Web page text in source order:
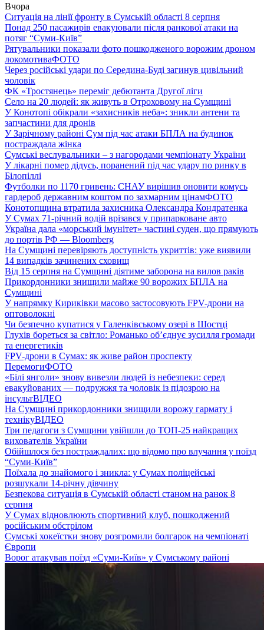
Вчора
Ситуація на лінії фронту в Сумській області 8 серпня
Понад 250 пасажирів евакуювали після ранкової атаки на
потяг “Суми-Київ”
Рятувальники показали фото пошкодженого ворожим дроном
локомотиваФОТО
Через російські удари по Середина-Буді загинув цивільний
чоловік
ФК «Тростянець» переміг дебютанта Другої ліги
Село на 20 людей: як живуть в Отроховому на Сумщині
У Конотопі обікрали «захисників неба»: зникли антени та
запчастини для дронів
У Зарічному районі Сум під час атаки БПЛА на будинок
постраждала жінка
Сумські веслувальники – з нагородами чемпіонату України
У лікарні помер дідусь, поранений під час удару по ринку в
Білопіллі
Футболки по 1170 гривень: СНАУ вирішив оновити комусь
гардероб державним коштом по захмарним цінамФОТО
Конотопщина втратила захисника Олександра Кондратенка
У Сумах 71-річний водій врізався у припарковане авто
Україна дала «морський імунітет» частині суден, що прямують
до портів РФ — Bloomberg
На Сумщині перевіряють доступність укриттів: уже виявили
14 випадків зачинених сховищ
Від 15 серпня на Сумщині діятиме заборона на вилов раків
Прикордонники знищили майже 90 ворожих БПЛА на
Сумщині
У напрямку Кириківки масово застосовують FPV-дрони на
оптоволокні
Чи безпечно купатися у Галенківському озері в Шостці
Глухів бореться за світло: Романько об’єднує зусилля громади
та енергетиків
FPV-дрони в Сумах: як живе район проспекту
ПеремогиФОТО
«Білі янголи» знову вивезли людей із небезпеки: серед
евакуйованих — подружжя та чоловік із підозрою на
інсультВІДЕО
На Сумщині прикордонники знищили ворожу гармату і
технікуВІДЕО
Три педагоги з Сумщини увійшли до ТОП-25 найкращих
вихователів України
Обійшлося без постраждалих: що відомо про влучання у поїзд
“Суми-Київ”
Поїхала до знайомого і зникла: у Сумах поліцейські
розшукали 14-річну дівчину
Безпекова ситуація в Сумській області станом на ранок 8
серпня
У Сумах відновлюють спортивний клуб, пошкоджений
російським обстрілом
Сумські хокеїстки знову розгромили болгарок на чемпіонаті
Європи
Ворог атакував поїзд «Суми-Київ» у Сумському районі